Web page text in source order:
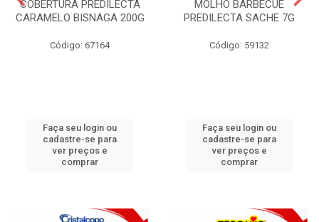
COBERTURA PREDILECTA
CARAMELO BISNAGA 200G
Código: 67164
Faça seu login ou
cadastre-se para
ver preços e
comprar
MOLHO BARBECUE
PREDILECTA SACHE 7G
Código: 59132
Faça seu login ou
cadastre-se para
ver preços e
comprar